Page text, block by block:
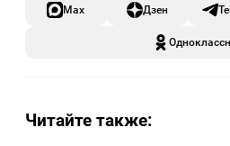
Max Дзен
Читайте также: